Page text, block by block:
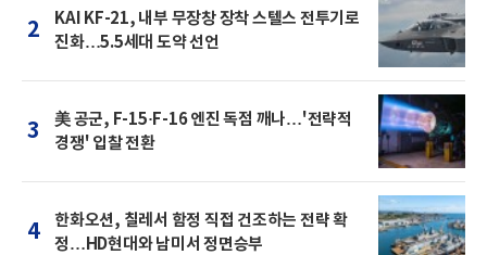
2
KAI KF-21, 내부 무장창 장착 스텔스 전투기로
진화…5.5세대 도약 선언
3
美 공군, F-15·F-16 엔진 독점 깨나…'전략적
경쟁' 입찰 전환
4
한화오션, 칠레서 함정 직접 건조하는 전략 확
정…HD현대와 남미서 정면승부